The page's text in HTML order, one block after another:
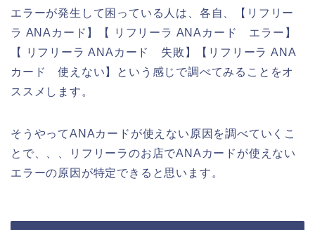
エラーが発生して困っている人は、各自、【リフリー
ラ ANAカード】【 リフリーラ ANAカード エラー】
【 リフリーラ ANAカード 失敗】【リフリーラ ANA
カード 使えない】という感じで調べてみることをオ
ススメします。
そうやってANAカードが使えない原因を調べていくこ
とで、、、リフリーラのお店でANAカードが使えない
エラーの原因が特定できると思います。